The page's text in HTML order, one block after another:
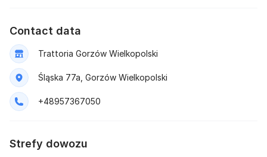
Contact data
Trattoria Gorzów Wielkopolski
Śląska 77a, Gorzów Wielkopolski
+48957367050
Strefy dowozu